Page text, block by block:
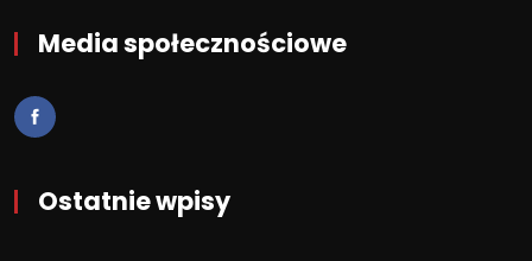
Media społecznościowe
Ostatnie wpisy